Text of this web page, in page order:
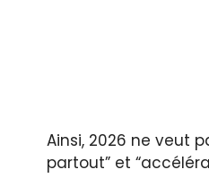
Ainsi, 2026 ne veut
partout” et